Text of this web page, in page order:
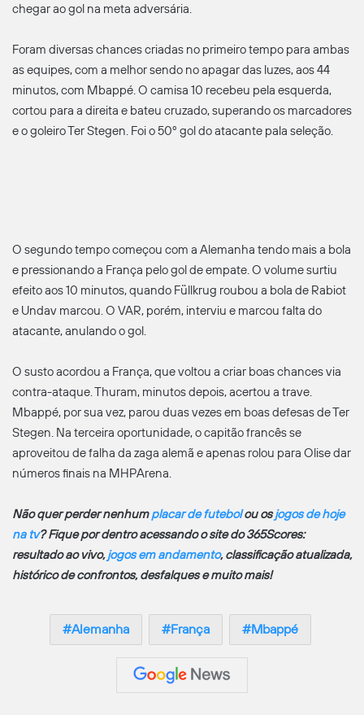
chegar ao gol na meta adversária.
Foram diversas chances criadas no primeiro tempo para ambas
as equipes, com a melhor sendo no apagar das luzes, aos 44
minutos, com Mbappé. O camisa 10 recebeu pela esquerda,
cortou para a direita e bateu cruzado, superando os marcadores
e o goleiro Ter Stegen. Foi o 50º gol do atacante pala seleção.
O segundo tempo começou com a Alemanha tendo mais a bola
e pressionando a França pelo gol de empate. O volume surtiu
efeito aos 10 minutos, quando Füllkrug roubou a bola de Rabiot
e Undav marcou. O VAR, porém, interviu e marcou falta do
atacante, anulando o gol.
O susto acordou a França, que voltou a criar boas chances via
contra-ataque. Thuram, minutos depois, acertou a trave.
Mbappé, por sua vez, parou duas vezes em boas defesas de Ter
Stegen. Na terceira oportunidade, o capitão francês se
aproveitou de falha da zaga alemã e apenas rolou para Olise dar
números finais na MHPArena.
Não quer perder nenhumplacar de futebolou osjogos de hoje
na tv? Fique por dentro acessando o site do 365Scores:
resultado ao vivo,jogos em andamento, classificação atualizada,
histórico de confrontos, desfalques e muito mais!
Alemanha França Mbappé